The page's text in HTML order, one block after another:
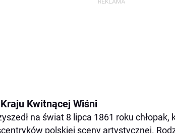
Kwitnącej Wiśni
na świat 8 lipca 1861 roku chłopak,
polskiej sceny artystycznej.